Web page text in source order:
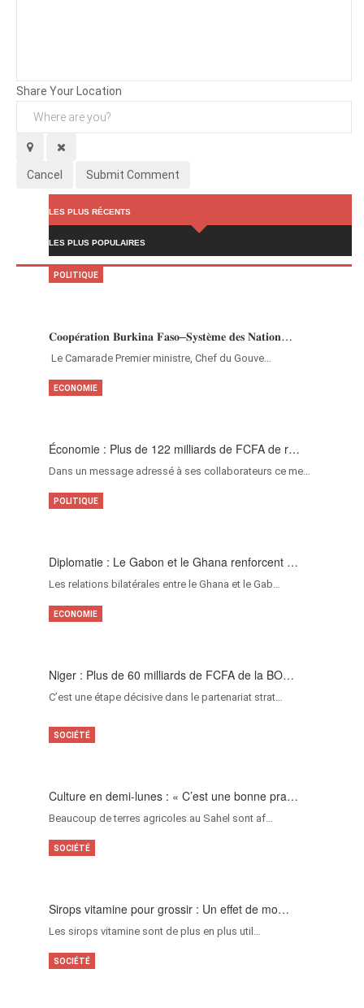
Share Your Location
Cancel Submit Comment
LES PLUS RÉCENTS
LES PLUS POPULAIRES
𝐂𝐨𝐨𝐩𝐞́𝐫𝐚𝐭𝐢𝐨𝐧 𝐁𝐮𝐫𝐤𝐢𝐧𝐚 𝐅𝐚𝐬𝐨–𝐒𝐲𝐬𝐭𝐞̀𝐦𝐞 𝐝𝐞𝐬 𝐍𝐚𝐭𝐢𝐨𝐧…
‎Le Camarade Premier ministre, Chef du Gouve…
POLITIQUE
Économie : Plus de 122 milliards de FCFA de r…
Dans un message adressé à ses collaborateurs ce me…
ECONOMIE
Diplomatie : Le Gabon et le Ghana renforcent …
Les relations bilatérales entre le Ghana et le Gab…
POLITIQUE
Niger : Plus de 60 milliards de FCFA de la BO…
C’est une étape décisive dans le partenariat strat…
ECONOMIE
Culture en demi-lunes : « C’est une bonne pra…
Beaucoup de terres agricoles au Sahel sont af…
SOCIÉTÉ
Sirops vitamine pour grossir : Un effet de mo…
Les sirops vitamine sont de plus en plus util…
SOCIÉTÉ
SOCIÉTÉ